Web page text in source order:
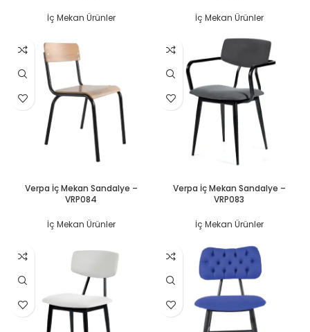
İç Mekan Ürünler İç Mekan Ürünler
Verpa İç Mekan Sandalye –
VRP084
İç Mekan Ürünler
Verpa İç Mekan Sandalye –
VRP083
İç Mekan Ürünler